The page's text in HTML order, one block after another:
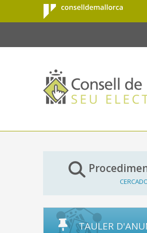
Salta al contingut principal
Consell de
Mallorca
TAULER